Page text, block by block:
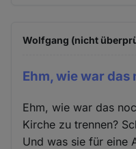
Wolfgang (nicht
Ehm, wie war das
Ehm, wie war das
Kirche zu trennen?
Und was sie für eine